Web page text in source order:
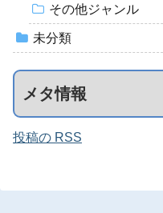
その他ジャンル
未分類
メタ情報
投稿の RSS